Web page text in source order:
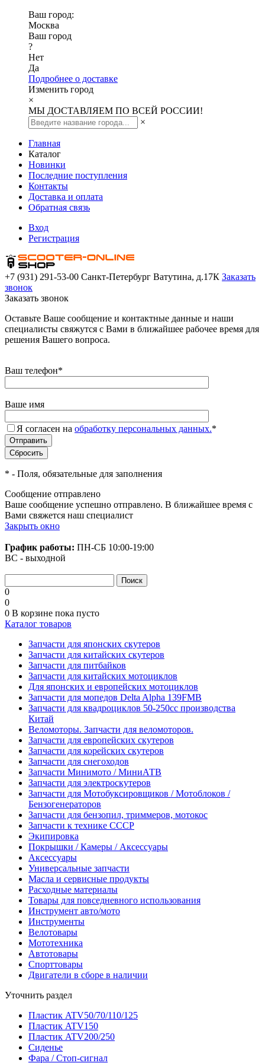
Ваш город:
Москва
Ваш город
?
Нет
Да
Подробнее о доставке
Изменить город
×
МЫ ДОСТАВЛЯЕМ ПО ВСЕЙ РОССИИ!
×
Главная
Каталог
Новинки
Последние поступления
Контакты
Доставка и оплата
Обратная связь
Вход
Регистрация
+7 (931) 291-53-00 Санкт-Петербург Ватутина, д.17К Заказать
звонок
Заказать звонок
Оставьте Ваше сообщение и контактные данные и наши
специалисты свяжутся с Вами в ближайшее рабочее время для
решения Вашего вопроса.
Ваш телефон*
Ваше имя
Я согласен на обработку персональных данных.*
* - Поля, обязательные для заполнения
Сообщение отправлено
Ваше сообщение успешно отправлено. В ближайшее время с
Вами свяжется наш специалист
Закрыть окно
График работы: ПН-СБ 10:00-19:00
ВС - выходной
0
0
0 В корзине пока пусто
Каталог товаров
Запчасти для японских скутеров
Запчасти для китайских скутеров
Запчасти для питбайков
Запчасти для китайских мотоциклов
Для японских и европейских мотоциклов
Запчасти для мопедов Delta Alpha 139FMB
Запчасти для квадроциклов 50-250сс производства
Китай
Веломоторы. Запчасти для веломоторов.
Запчасти для европейских скутеров
Запчасти для корейских скутеров
Запчасти для снегоходов
Запчасти Минимото / МиниАТВ
Запчасти для электроскутеров
Запчасти для Мотобуксировщиков / Мотоблоков /
Бензогенераторов
Запчасти для бензопил, триммеров, мотокос
Запчасти к технике СССР
Экипировка
Покрышки / Камеры / Аксессуары
Аксессуары
Универсальные запчасти
Масла и сервисные продукты
Расходные материалы
Товары для повседневного использования
Инструмент авто/мото
Инструменты
Велотовары
Мототехника
Автотовары
Спорттовары
Двигатели в сборе в наличии
Уточнить раздел
Пластик ATV50/70/110/125
Пластик ATV150
Пластик ATV200/250
Сиденье
Фара / Стоп-сигнал